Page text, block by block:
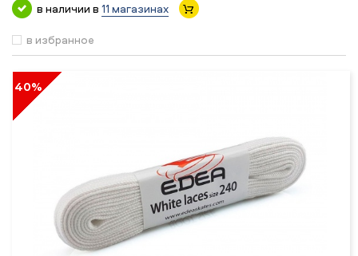
в наличии в 11 магазинах
в избранное
40%